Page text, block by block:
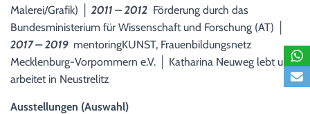
Malerei/Grafik) │2011 – 2012 Förderung durch das
Bundesministerium für Wissenschaft und Forschung (AT) │
2017 – 2019 mentoringKUNST, Frauenbildungsnetz
Mecklenburg-Vorpommern e.V. │ Katharina Neuweg lebt und
arbeitet in Neustrelitz
Ausstellungen (Auswahl)